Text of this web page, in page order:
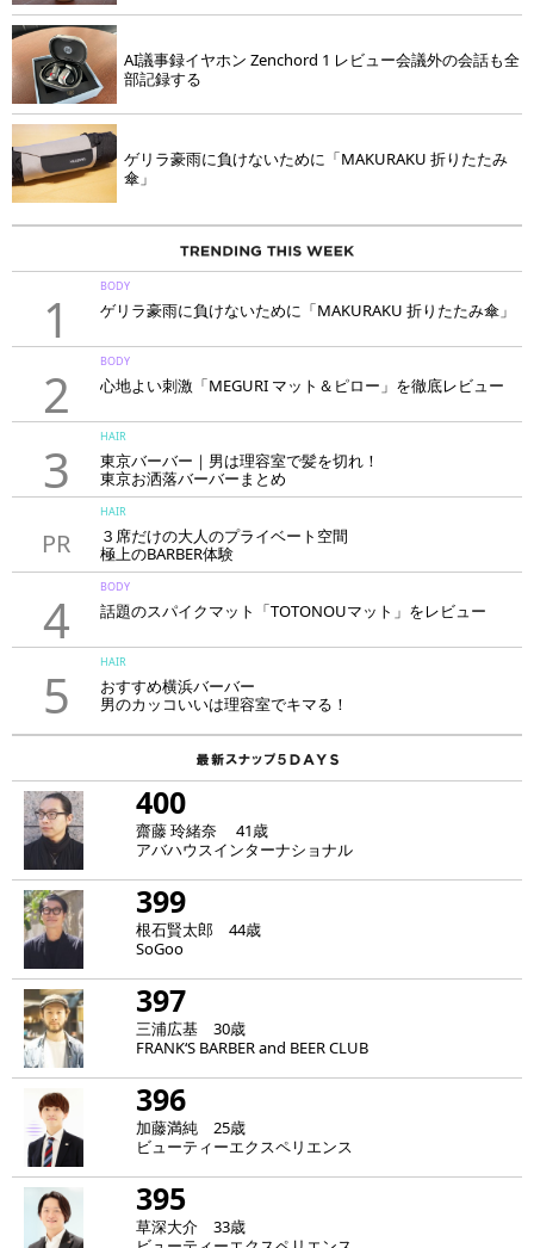
AI議事録イヤホン Zenchord 1 レビュー会議外の会話も全
部記録する
ゲリラ豪雨に負けないために「MAKURAKU 折りたたみ
傘」
1
BODY
ゲリラ豪雨に負けないために「MAKURAKU 折りたたみ傘」
2
BODY
心地よい刺激「MEGURI マット＆ピロー」を徹底レビュー
3
HAIR
東京バーバー｜男は理容室で髪を切れ！
東京お洒落バーバーまとめ
PR
HAIR
３席だけの大人のプライベート空間
極上のBARBER体験
「LAVIE NEW STANDARD BARBER HANARE新宿店」
4
BODY
話題のスパイクマット「TOTONOUマット」をレビュー
5
HAIR
おすすめ横浜バーバー
男のカッコいいは理容室でキマる！
400
齋藤 玲緒奈 41歳
アバハウスインターナショナル
399
根石賢太郎 44歳
SoGoo
397
三浦広基 30歳
FRANK‘S BARBER and BEER CLUB
396
加藤満純 25歳
ビューティーエクスペリエンス
395
草深大介 33歳